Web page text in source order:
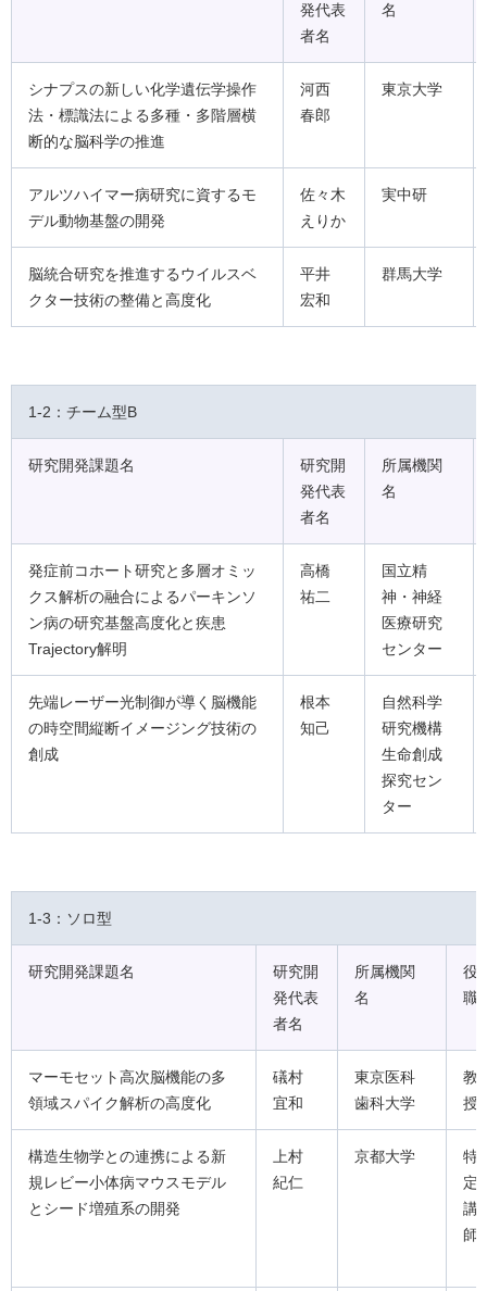
発代表
者名
名
シナプスの新しい化学遺伝学操作
法・標識法による多種・多階層横
断的な脳科学の推進
河西
春郎
東京大学
アルツハイマー病研究に資するモ
デル動物基盤の開発
佐々木
えりか
実中研
脳統合研究を推進するウイルスベ
クター技術の整備と高度化
平井
宏和
群馬大学
1-2：チーム型B
研究開発課題名
研究開
発代表
者名
所属機関
名
発症前コホート研究と多層オミッ
クス解析の融合によるパーキンソ
ン病の研究基盤高度化と疾患
Trajectory解明
高橋
祐二
国立精
神・神経
医療研究
センター
先端レーザー光制御が導く脳機能
の時空間縦断イメージング技術の
創成
根本
知己
自然科学
研究機構
生命創成
探究セン
ター
1-3：ソロ型
研究開発課題名
研究開
発代表
者名
所属機関
名
役
職
マーモセット高次脳機能の多
領域スパイク解析の高度化
礒村
宜和
東京医科
歯科大学
教
授
構造生物学との連携による新
規レビー小体病マウスモデル
とシード増殖系の開発
上村
紀仁
京都大学
特
定
講
師